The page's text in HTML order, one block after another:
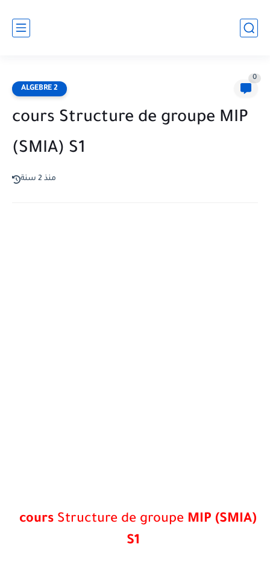
ALGEBRE 2
0
cours Structure de groupe MIP
(SMIA) S1
منذ 2 سنة
cours Structure de groupe MIP (SMIA)
S1